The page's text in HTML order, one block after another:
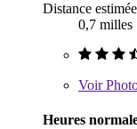
Distance estimée
0,7 milles
Voir
Heures